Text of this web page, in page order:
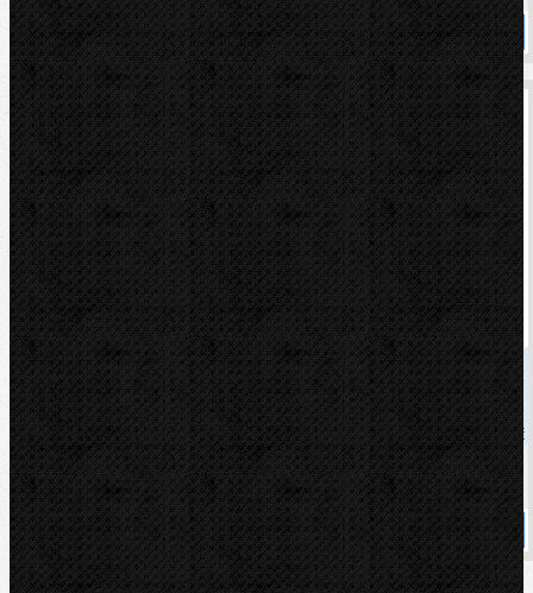
Koupit
Dytron P-4a 1200W, desková, komplet, TW, blue
Kód: 04988
Cena
17 990,00 Kč
Cena s DPH
21 767,90 Kč
Dostupnost
Na dotaz
Koupit